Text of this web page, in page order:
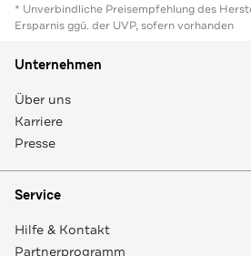
* Unverbindliche Preisempfehlung des
Ersparnis ggü. der UVP, sofern vorhanden
Unternehmen
Über uns
Karriere
Presse
Service
Hilfe & Kontakt
Partnerprogramm